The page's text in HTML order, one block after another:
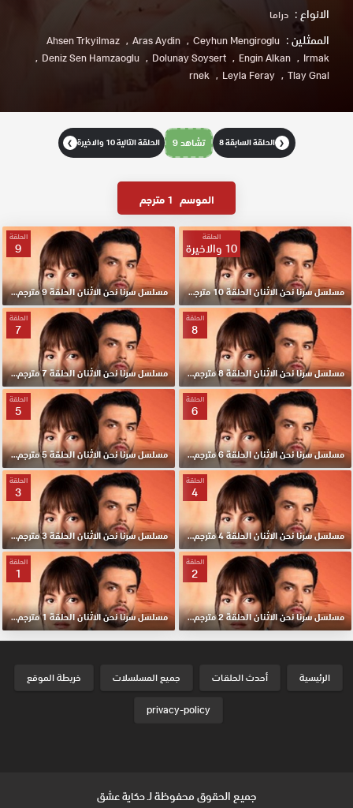
الانواع : دراما
الممثلين : Ahsen Trkyilmaz Aras Aydin
Ceyhun Mengiroglu
Deniz Sen Hamzaoglu
Dolunay Soysert Engin Alkan
Irmak
rnek
Leyla Feray Tlay Gnal
❮ الحلقة السابقة 8 تشاهد 9 الحلقة التالية 10 والاخيرة ❯
الموسم 1 مترجم
الحلقة
10 والاخيرة
مسلسل سرنا نحن الاثنان الحلقة 10 مترجم والاخيرة
الحلقة
9
مسلسل سرنا نحن الاثنان الحلقة 9 مترجم HD
الحلقة
8
مسلسل سرنا نحن الاثنان الحلقة 8 مترجم HD
الحلقة
7
مسلسل سرنا نحن الاثنان الحلقة 7 مترجم HD
الحلقة
6
مسلسل سرنا نحن الاثنان الحلقة 6 مترجم HD
الحلقة
5
مسلسل سرنا نحن الاثنان الحلقة 5 مترجم HD
الحلقة
4
مسلسل سرنا نحن الاثنان الحلقة 4 مترجم HD
الحلقة
3
مسلسل سرنا نحن الاثنان الحلقة 3 مترجم HD
الحلقة
2
مسلسل سرنا نحن الاثنان الحلقة 2 مترجم HD
الحلقة
1
مسلسل سرنا نحن الاثنان الحلقة 1 مترجم HD
الرئيسية أحدث الحلقات جميع المسلسلات
خريطة الموقع
privacy-policy
جميع الحقوق محفوظة لـحكاية عشق